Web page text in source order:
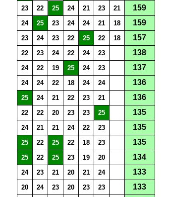
23 22 25 24 21 23 21 159
24 25 23 24 24 21 18 159
23 24 23 22 25 22 18 157
22 23 24 22 24 23 138
24 22 19 25 24 23 137
24 24 22 18 24 24 136
25 24 21 22 23 21 136
22 22 20 23 23 25 135
24 21 21 24 22 23 135
25 22 25 22 18 23 135
25 22 25 23 19 20 134
24 23 21 20 21 24 133
20 24 23 20 23 23 133